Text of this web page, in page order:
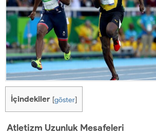
İçindekiler [göster]
Atletizm Uzunluk Mesafeleri